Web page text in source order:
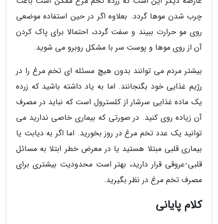
چرب شدن موها گردد. بعلاوه اگر در حین استفاده موضعی
روی مو حرارت ببیند و سفت گردد، احتمالا برای پاک کردن
آن از روی موها و پوست سر با مشکل روبرو می شوید.
بیشتر مردم می توانند بدون هیچ مسئله ای تخم مرغ را در
رژیم غذایی خود بگنجانند. اما به یاد داشته باشید که زرده
یک ماده غذایی سرشار از کلسترول است که نباید در مصرف
آن زیاده روی کنید. در صورتی که بیماری خاصی ندارید می
توانید یک عدد تخم مرغ در روز بخورید. اما اگر به دیابت یا
بیماری قلبی مبتلا هستید یا در معرض خطر ابتلا به مسائل
قلبی-عروقی قرار دارید، بهتر است محدودیت بیشتری برای
مصرف تخم مرغ در نظر بگیرید.
کلام پایانی